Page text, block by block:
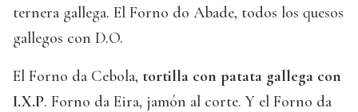
ternera gallega. El Forno do Abade, todos los quesos
gallegos con D.O.
El Forno da Cebola, tortilla con patata gallega con
I.X.P. Forno da Eira, jamón al corte. Y el Forno da